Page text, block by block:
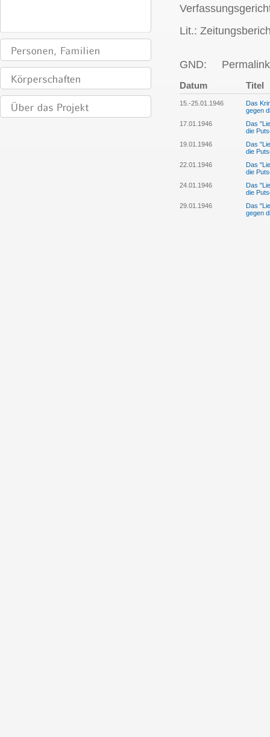
Lit.:
GND:
Datum Titel
15.-25.01.1946
Das
gegen
17.01.1946
Das
die
19.01.1946
Das
die
22.01.1946
Das
die
24.01.1946
Das
die
29.01.1946
Das
gegen